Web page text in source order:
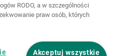
Ustawienia cookie
RODO, a w szczególności
praw osób, których
Akceptuj wszystkie